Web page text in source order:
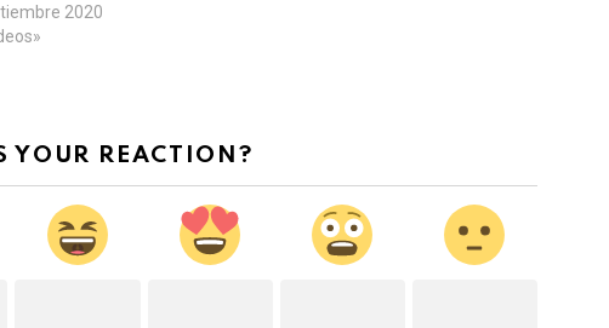
Tres chicas
increpan y escupen a
2020
YOUR REACTION?